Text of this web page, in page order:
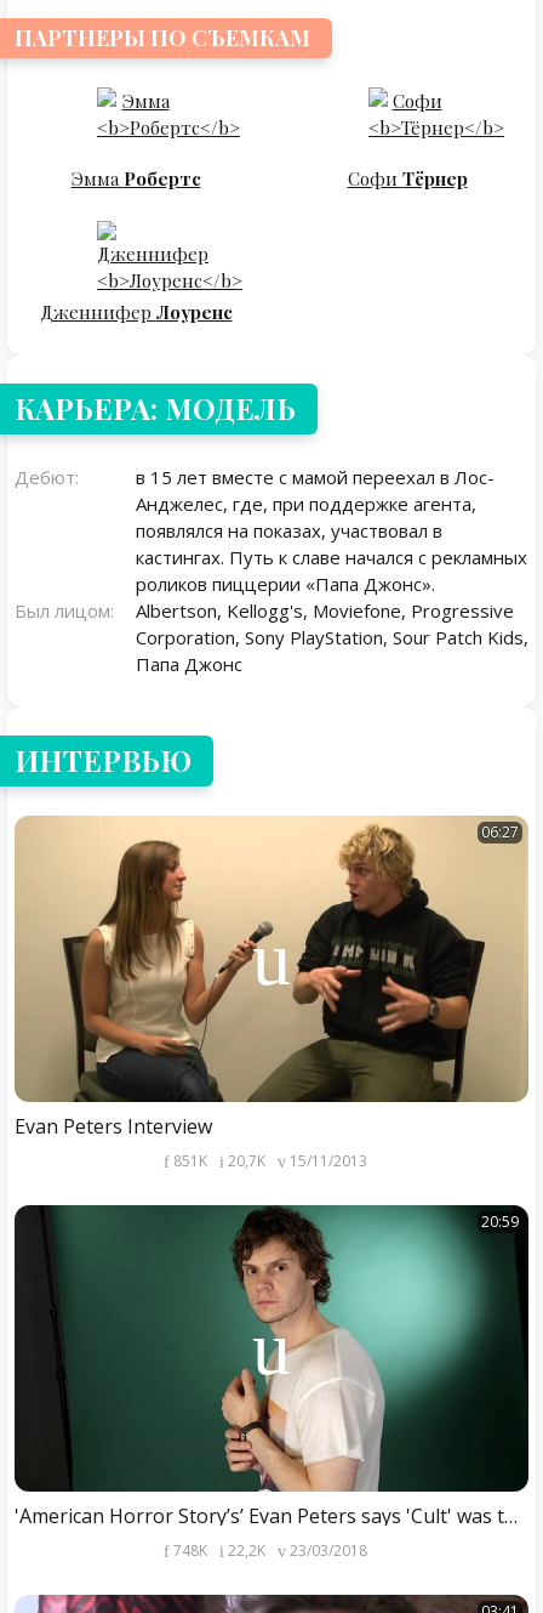
ПАРТНЕРЫ ПО СЪЕМКАМ
Эмма Робертс Софи Тёрнер
Дженнифер Лоуренс
КАРЬЕРА: МОДЕЛЬ
Дебют:
в 15 лет вместе с мамой переехал в Лос-
Анджелес, где, при поддержке агента,
появлялся на показах, участвовал в
кастингах. Путь к славе начался с рекламных
роликов пиццерии «Папа Джонс».
Был лицом:
Albertson, Kellogg's, Moviefone, Progressive
Corporation, Sony PlayStation, Sour Patch Kids,
Папа Джонс
ИНТЕРВЬЮ
06:27
Evan Peters Interview
851K 20,7K 15/11/2013
20:59
'American Horror Story’s’ Evan Peters says 'Cult' was the most difficult season yet
748K 22,2K 23/03/2018